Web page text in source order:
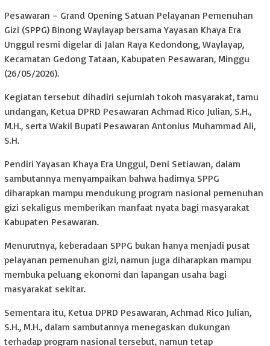
Pesawaran – Grand Opening Satuan Pelayanan Pemenuhan
Gizi (SPPG) Binong Waylayap bersama Yayasan Khaya Era
Unggul resmi digelar di Jalan Raya Kedondong, Waylayap,
Kecamatan Gedong Tataan, Kabupaten Pesawaran, Minggu
(26/05/2026).
Kegiatan tersebut dihadiri sejumlah tokoh masyarakat, tamu
undangan, Ketua DPRD Pesawaran Achmad Rico Julian, S.H.,
M.H., serta Wakil Bupati Pesawaran Antonius Muhammad Ali,
S.H.
Pendiri Yayasan Khaya Era Unggul, Deni Setiawan, dalam
sambutannya menyampaikan bahwa hadirnya SPPG
diharapkan mampu mendukung program nasional pemenuhan
gizi sekaligus memberikan manfaat nyata bagi masyarakat
Kabupaten Pesawaran.
Menurutnya, keberadaan SPPG bukan hanya menjadi pusat
pelayanan pemenuhan gizi, namun juga diharapkan mampu
membuka peluang ekonomi dan lapangan usaha bagi
masyarakat sekitar.
Sementara itu, Ketua DPRD Pesawaran, Achmad Rico Julian,
S.H., M.H., dalam sambutannya menegaskan dukungan
terhadap program nasional tersebut, namun tetap